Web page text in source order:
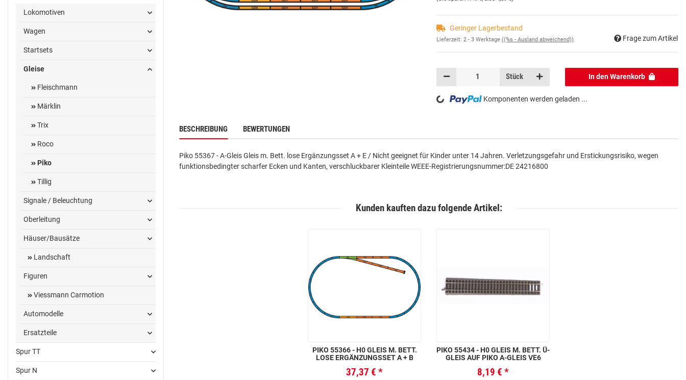
Geringer Lagerbestand
Lieferzeit: 2 - 3 Werktage ((%s - Ausland abweichend)) Frage zum Artikel
Stück In den Warenkorb
Loading... Komponenten werden geladen ...
BESCHREIBUNG BEWERTUNGEN
Piko 55367 - A-Gleis Gleis m. Bett. lose Ergänzungsset A + E / Nicht geeignet für Kinder unter 14 Jahren. Verletzungsgefahr und Erstickungsrisiko, wegen
funktionsbedingter scharfer Ecken und Kanten, verschluckbarer Kleinteile WEEE-Registrierungsnummer:DE 24216800
Kunden kauften dazu folgende Artikel:
PIKO 55366 - H0 GLEIS M. BETT.
LOSE ERGÄNZUNGSSET A + B
37,37 € *
PIKO 55434 - H0 GLEIS M. BETT. Ü-
GLEIS AUF PIKO A-GLEIS VE6
8,19 € *
Lokomotiven
Wagen
Startsets
Gleise
Fleischmann
Märklin
Trix
Roco
Piko
Tillig
Signale / Beleuchtung
Oberleitung
Häuser/Bausätze
Landschaft
Figuren
Viessmann Carmotion
Automodelle
Ersatzteile
Spur TT
Spur N